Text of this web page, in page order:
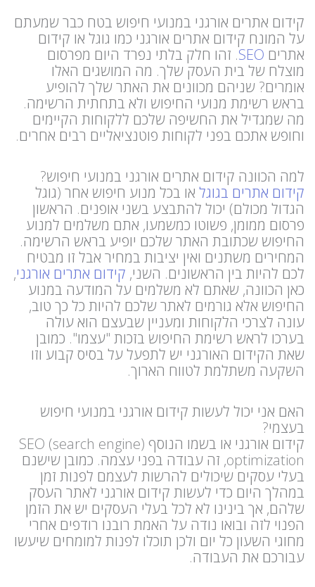
קידום אתרים אורגני במנועי חיפוש בטח כבר שמעתם
על המונח קידום אתרים אורגני כמו גוגל או קידום
אתרים SEO. זהו חלק בלתי נפרד היום מפרסום
מוצלח של בית העסק שלך. מה המושגים האלו
אומרים? שניהם מכוונים את האתר שלך להופיע
בראש רשימת מנועי החיפוש ולא בתחתית הרשימה.
מה שמגדיל את החשיפה שלכם ללקוחות הקיימים
וחופש אתכם בפני לקוחות פוטנציאליים רבים אחרים.
למה הכוונה קידום אתרים אורגני במנועי חיפוש?
קידום אתרים בגוגל או בכל מנוע חיפוש אחר (גוגל
הגדול מכולם) יכול להתבצע בשני אופנים. הראשון
פרסום ממומן, פשוטו כמשמעו, אתם משלמים למנוע
החיפוש שכתובת האתר שלכם יופיע בראש הרשימה.
המחירים משתנים ואין יציבות במחיר אבל זו מבטיח
לכם להיות בין הראשונים. השני, קידום אתרים אורגני,
כאן הכוונה, שאתם לא משלמים על המודעה במנוע
החיפוש אלא גורמים לאתר שלכם להיות כל כך טוב,
עונה לצרכי הלקוחות ומעניין שבעצם הוא עולה
בערכו לראש רשימת החיפוש בזכות "עצמו". כמובן
שאת הקידום האורגני יש לתפעל על בסיס קבוע וזו
השקעה משתלמת לטווח הארוך.
האם אני יכול לעשות קידום אורגני במנועי חיפוש
בעצמי?
קידום אורגני או בשמו הנוסף (SEO (search engine
optimization, זה עבודה בפני עצמה. כמובן שישנם
בעלי עסקים שיכולים להרשות לעצמם לפנות זמן
במהלך היום כדי לעשות קידום אורגני לאתר העסק
שלהם, אך בינינו לא לכל בעלי העסקים יש את הזמן
הפנוי לזה ובואו נודה על האמת רובנו רודפים אחרי
מחוגי השעון כל יום ולכן תוכלו לפנות למומחים שיעשו
עבורכם את העבודה.